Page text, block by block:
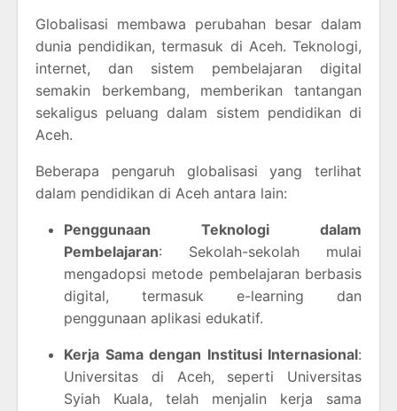
Globalisasi membawa perubahan besar dalam
dunia pendidikan, termasuk di Aceh. Teknologi,
internet, dan sistem pembelajaran digital
semakin berkembang, memberikan tantangan
sekaligus peluang dalam sistem pendidikan di
Aceh.
Beberapa pengaruh globalisasi yang terlihat
dalam pendidikan di Aceh antara lain:
Penggunaan Teknologi dalam
Pembelajaran: Sekolah-sekolah mulai
mengadopsi metode pembelajaran berbasis
digital, termasuk e-learning dan
penggunaan aplikasi edukatif.
Kerja Sama dengan Institusi Internasional:
Universitas di Aceh, seperti Universitas
Syiah Kuala, telah menjalin kerja sama